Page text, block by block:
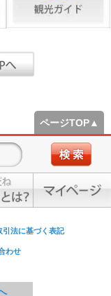
ページTOP▲
引法に基づく表記
わせ